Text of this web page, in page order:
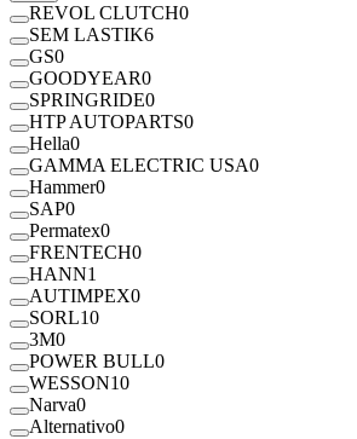
REVOL CLUTCH0
SEM LASTIK6
GS0
GOODYEAR0
SPRINGRIDE0
HTP AUTOPARTS0
Hella0
GAMMA ELECTRIC USA0
Hammer0
SAP0
Permatex0
FRENTECH0
HANN1
AUTIMPEX0
SORL10
3M0
POWER BULL0
WESSON10
Narva0
Alternativo0